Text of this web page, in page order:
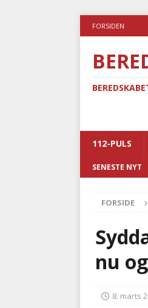
FORSIDEN
112-PULS
SENESTE NYT
FORSIDE
nu
8. marts